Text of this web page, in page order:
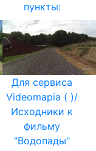
пункты:
Для сервиса
Videomapia ( )/
Исходники к
фильму
"Водопады"